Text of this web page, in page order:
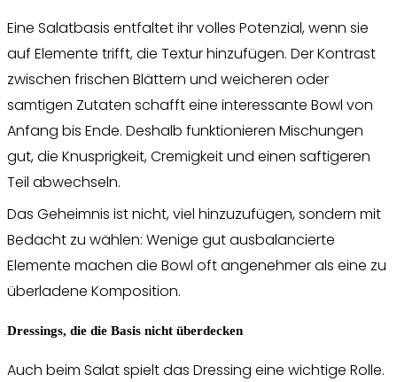
Eine Salatbasis entfaltet ihr volles Potenzial, wenn sie
auf Elemente trifft, die Textur hinzufügen. Der Kontrast
zwischen frischen Blättern und weicheren oder
samtigen Zutaten schafft eine interessante Bowl von
Anfang bis Ende. Deshalb funktionieren Mischungen
gut, die Knusprigkeit, Cremigkeit und einen saftigeren
Teil abwechseln.
Das Geheimnis ist nicht, viel hinzuzufügen, sondern mit
Bedacht zu wählen: Wenige gut ausbalancierte
Elemente machen die Bowl oft angenehmer als eine zu
überladene Komposition.
Dressings, die die Basis nicht überdecken
Auch beim Salat spielt das Dressing eine wichtige Rolle.